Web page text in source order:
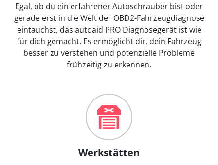
Egal, ob du ein erfahrener Autoschrauber bist oder
gerade erst in die Welt der OBD2-Fahrzeugdiagnose
eintauchst, das autoaid PRO Diagnosegerät ist wie
für dich gemacht. Es ermöglicht dir, dein Fahrzeug
besser zu verstehen und potenzielle Probleme
frühzeitig zu erkennen.
Werkstätten